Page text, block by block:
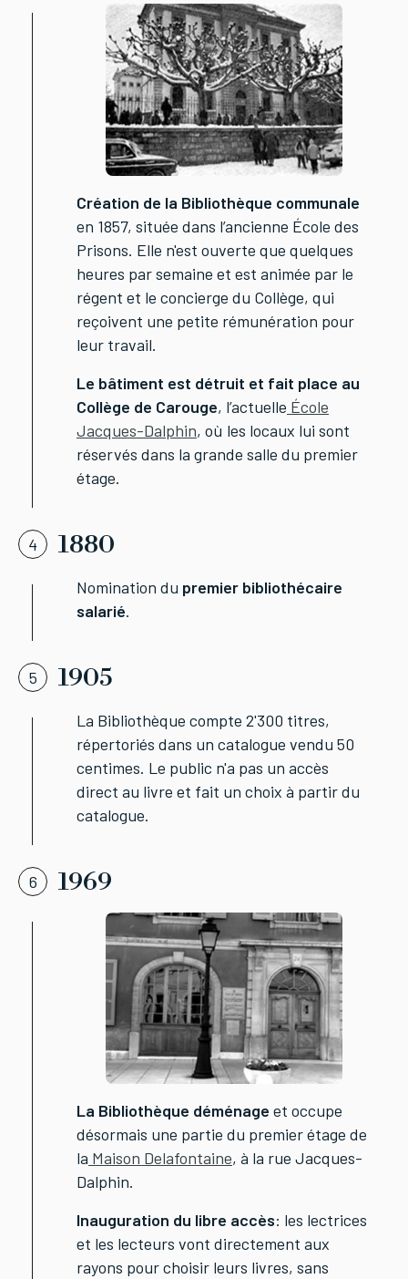
Création de la Bibliothèque communale
en 1857, située dans l’ancienne École des
Prisons. Elle n'est ouverte que quelques
heures par semaine et est animée par le
régent et le concierge du Collège, qui
reçoivent une petite rémunération pour
leur travail.
Le bâtiment est détruit et fait place au
Collège de Carouge, l’actuelle École
Jacques-Dalphin, où les locaux lui sont
réservés dans la grande salle du premier
étage.
4 1880
Nomination du premier bibliothécaire
salarié.
5 1905
La Bibliothèque compte 2'300 titres,
répertoriés dans un catalogue vendu 50
centimes. Le public n'a pas un accès
direct au livre et fait un choix à partir du
catalogue.
6 1969
La Bibliothèque déménage et occupe
désormais une partie du premier étage de
la Maison Delafontaine, à la rue Jacques-
Dalphin.
Inauguration du libre accès: les lectrices
et les lecteurs vont directement aux
rayons pour choisir leurs livres, sans